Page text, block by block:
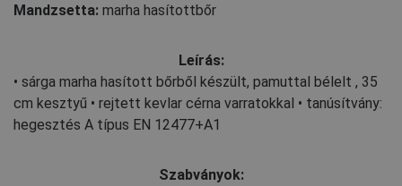
Mandzsetta: marha hasítottbőr
Leírás:
• sárga marha hasított bőrből készült, pamuttal bélelt , 35
cm kesztyű • rejtett kevlar cérna varratokkal • tanúsítvány:
hegesztés A típus EN 12477+A1
Szabványok: